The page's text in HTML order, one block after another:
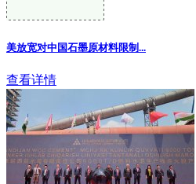
美放宽对中国石墨原材料限制 ...
查看详情